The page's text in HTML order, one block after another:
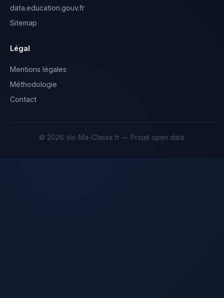
data.education.gouv.fr
Sitemap
Légal
Mentions légales
Méthodologie
Contact
© 2026 Vis-Ma-Classe.fr — Projet open data.